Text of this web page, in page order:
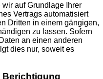
auf Grundlage Ihrer
Vertrags automatisiert
Dritten in einem gängigen,
zu lassen. Sofern
an einen anderen
dies nur, soweit es